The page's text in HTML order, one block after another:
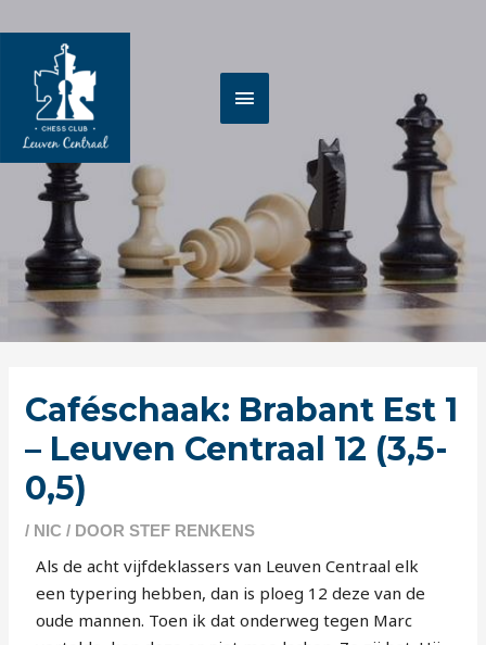
naar
inhoud
Caféschaak: Brabant Est 1
– Leuven Centraal 12 (3,5-
0,5)
/ NIC / DOORSTEF RENKENS
Als de acht vijfdeklassers van Leuven Centraal elk
een typering hebben, dan is ploeg 12 deze van de
oude mannen. Toen ik dat onderweg tegen Marc